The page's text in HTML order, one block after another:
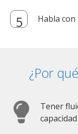
Habla
¿Por
Tener